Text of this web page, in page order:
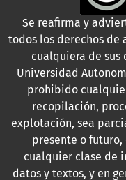
Se reafirma y
todos los derechos de
cualquiera de
Universidad
prohibido
recopilación,
explotación, sea
presente o
cualquier clase de
datos y textos, y en